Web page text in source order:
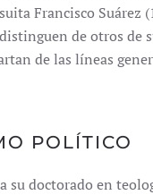
Francisco Suárez
de otros de
de las líneas
POLÍTICO
su doctorado en